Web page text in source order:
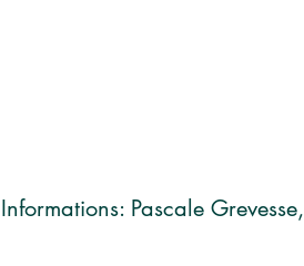
Informations: Pascale